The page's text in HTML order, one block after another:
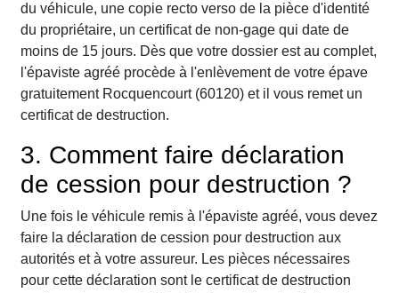
du véhicule, une copie recto verso de la pièce d'identité
du propriétaire, un certificat de non-gage qui date de
moins de 15 jours. Dès que votre dossier est au complet,
l'épaviste agréé procède à l'enlèvement de votre épave
gratuitement Rocquencourt (60120) et il vous remet un
certificat de destruction.
3. Comment faire déclaration
de cession pour destruction ?
Une fois le véhicule remis à l'épaviste agréé, vous devez
faire la déclaration de cession pour destruction aux
autorités et à votre assureur. Les pièces nécessaires
pour cette déclaration sont le certificat de destruction